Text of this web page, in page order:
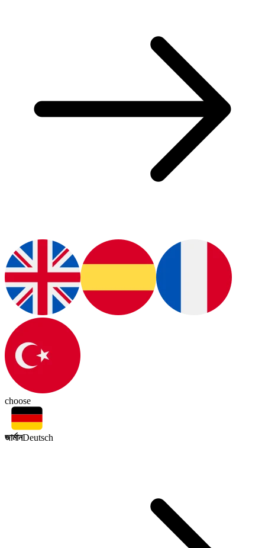
choose
জার্মানDeutsch